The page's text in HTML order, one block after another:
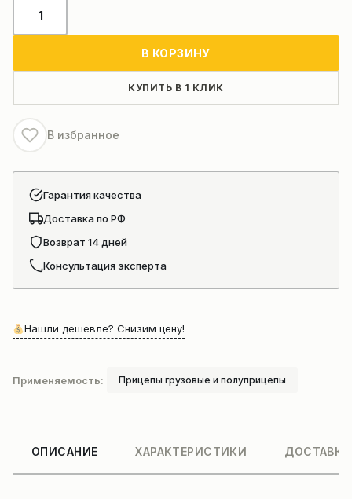
товара
куб
м
Cimc
В КОРЗИНУ
КУПИТЬ В 1 КЛИК
В избранное
Гарантия качества
Доставка по РФ
Возврат 14 дней
Консультация эксперта
Нашли дешевле? Снизим цену!
Применяемость: Прицепы грузовые и полуприцепы
ОПИСАНИЕ ХАРАКТЕРИСТИКИ